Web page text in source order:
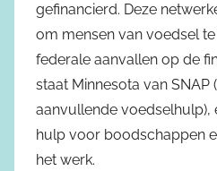
gefinancierd. Deze
om mensen van voedsel
federale aanvallen op de
staat Minnesota van
aanvullende voedselhulp),
hulp voor boodschappen
het werk.